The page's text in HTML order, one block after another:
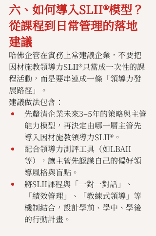
六、如何導入SLII®模型？
從課程到日常管理的落地
建議
哈佛企管在實務上常建議企業，不要把
因材施教領導力SLII®只當成一次性的課
程活動，而是要串連成一條「領導力發
展路徑」。
建議做法包含：
先釐清企業未來3–5年的策略與主管
能力模型，再決定由哪一層主管先
導入因材施教領導力SLII®。
配合領導力測評工具（如LBAII
等），讓主管先認識自己的偏好領
導風格與盲點。
將SLII課程與「一對一對話」、
「績效管理」、「教練式領導」等
機制結合，設計學前、學中、學後
的行動計畫。